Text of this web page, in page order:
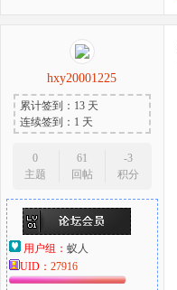
hxy20001225
累计签到：13 天
连续签到：1 天
0
主题
61
回帖
-3
积分
用户组： 蚁人
UID： 27916